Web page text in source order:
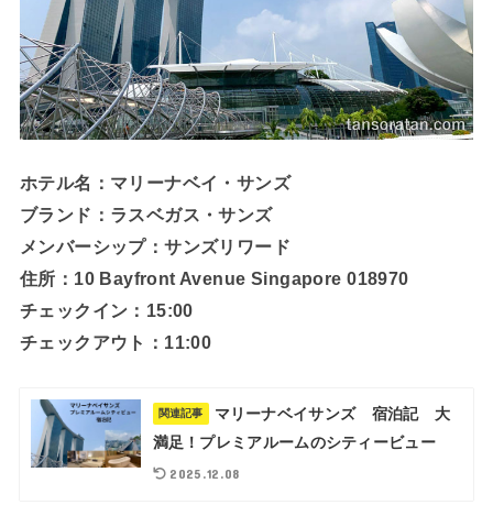
ホテル名：マリーナベイ・サンズ
ブランド：ラスベガス・サンズ
メンバーシップ：サンズリワード
住所：10 Bayfront Avenue Singapore 018970
チェックイン：15:00
チェックアウト：11:00
関連記事
マリーナベイサンズ 宿泊記 大
満足！プレミアルームのシティービュー
2025.12.08